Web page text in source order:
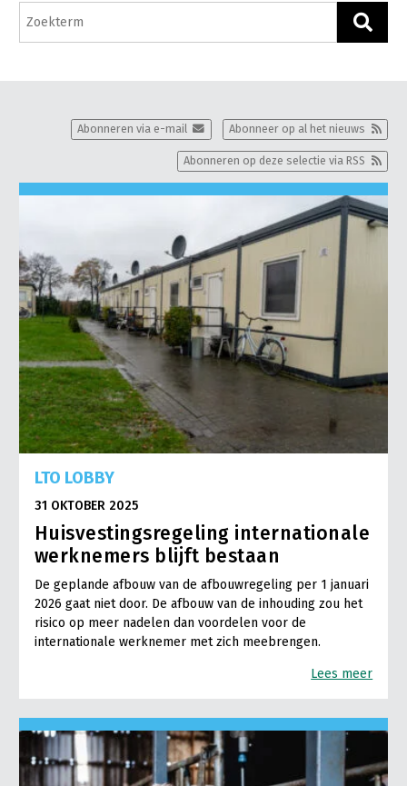
Internationaal
Biologische Landbouw
Melkveehouderij
Paardenhouderij
Pluimveehouderij
Schapenhouderij
Varkenshouderij
Vleesveehouderij
Plant
Bomen, vaste planten en zomerbloemen
Fruitteelt
Glastuinbouw
Paddenstoelen
Vollegrondsgroente
Multifunctionele landbouw
Onderwerpen
Nieuwsabonnement
Webinars
Over LTO
LTO Nederland
Mensen
Bestuur en Directie
Medewerkers
Vakgroepbestuurders
Jaarverslag 2023
Vacatures
Pers
Contact
Abonneer op al het nieuws
Abonneren via e-mail
Abonneren op deze selectie via RSS
LTO LOBBY
31 OKTOBER 2025
Huisvestingsregeling internationale
werknemers blijft bestaan
De geplande afbouw van de afbouwregeling per 1 januari
2026 gaat niet door. De afbouw van de inhouding zou het
risico op meer nadelen dan voordelen voor de
internationale werknemer met zich meebrengen.
Lees meer